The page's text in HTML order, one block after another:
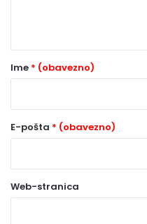
r
o
a
v
Ime * (obavezno)
E-pošta * (obavezno)
Web-stranica